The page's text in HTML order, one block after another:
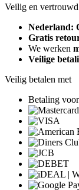
Veilig en
Nederland:
Gratis
We werken
Veilige
Veilig betalen met
Betaling